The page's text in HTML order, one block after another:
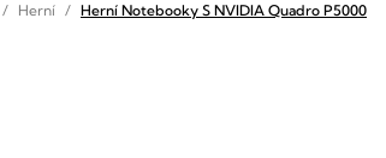
Herní Herní Notebooky S NVIDIA Quadro P5000